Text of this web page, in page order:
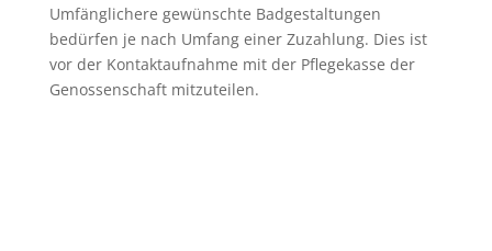
Umfänglichere gewünschte Badgestaltungen
bedürfen je nach Umfang einer Zuzahlung. Dies ist
vor der Kontaktaufnahme mit der Pflegekasse der
Genossenschaft mitzuteilen.